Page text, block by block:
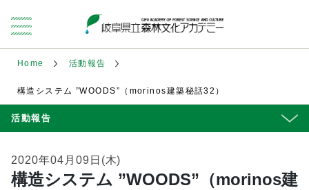
Home 活動報告
構造システム ”WOODS”（morinos建築秘話32）
活動報告
2020年04月09日(木)
構造システム ”WOODS”（morinos建